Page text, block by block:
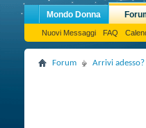
Mondo Donna
Nuovi Messaggi FAQ
Forum Arrivi adesso?